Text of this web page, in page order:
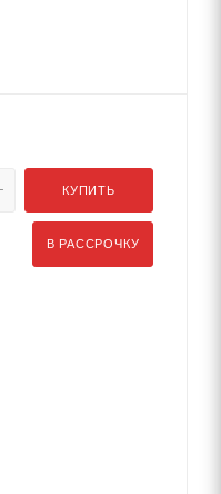
КУПИТЬ
В РАССРОЧКУ